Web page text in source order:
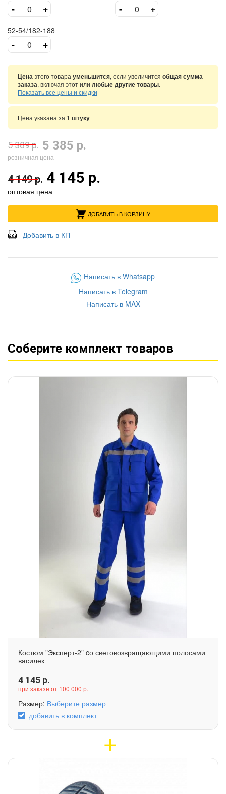
- +
52-54/182-188
- +
- +
Ценаэтого товара уменьшится, если увеличится общая сумма
заказа, включая этот или любые другие товары.
Показать все цены и скидки
Цена указана за 1 штуку
5 389 р. 5 385 р.
розничная цена
4 149 р. 4 145 р.
оптовая цена
ДОБАВИТЬ В КОРЗИНУ
Добавить в КП
Написать в Whatsapp
Написать в Telegram
Написать в MAX
Соберите комплект товаров
Костюм "Эксперт-2" cо световозвращающими полосами
василек
4 145 р.
при заказе от 100 000 р.
Размер: Выберите размер
добавить в комплект